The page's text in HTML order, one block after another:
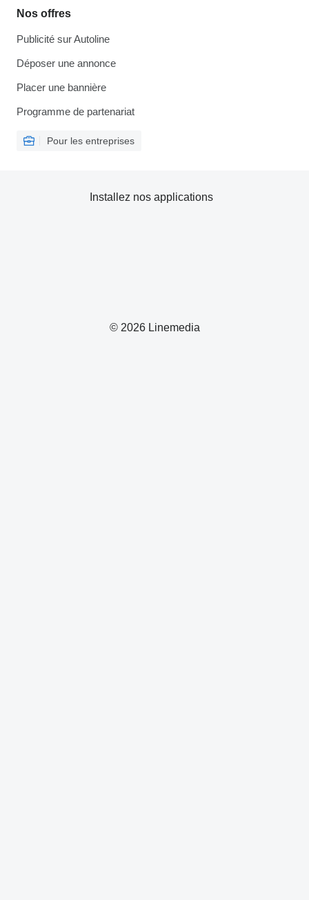
Nos offres
Publicité sur Autoline
Déposer une annonce
Placer une bannière
Programme de partenariat
Pour les entreprises
© 2026 Linemedia
Installez nos applications